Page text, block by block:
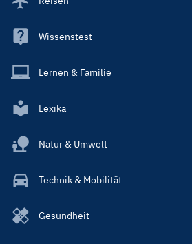
Wissenstest
Lernen & Familie
Lexika
Natur & Umwelt
Technik & Mobilität
Gesundheit